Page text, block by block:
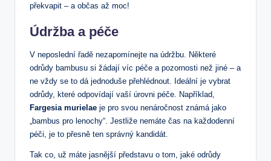
překvapit – a občas až moc!
Údržba a péče
V neposlední řadě nezapomínejte na údržbu. Některé
odrůdy bambusu si žádají víc péče a pozornosti než jiné – a
ne vždy se to dá jednoduše přehlédnout. Ideální je vybrat
odrůdy, které odpovídají vaší úrovni péče. Například,
Fargesia murielae je pro svou nenáročnost známá jako
„bambus pro lenochy“. Jestliže nemáte čas na každodenní
péči, je to přesně ten správný kandidát.
Tak co, už máte jasnější představu o tom, jaké odrůdy